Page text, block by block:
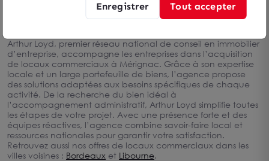
commercial idéal
Arthur Loyd, premier réseau national de conseil en immobilier
d’entreprise, accompagne les entreprises dans l’acquisition
de locaux commerciaux à Mérignac. Grâce à son expertise
locale et un large portefeuille de biens, l’agence propose
des solutions adaptées aux besoins spécifiques de chaque
activité. De la recherche du bien idéal à
l’accompagnement administratif, Arthur Loyd simplifie toutes
les étapes de votre projet. Avec une présence forte et des
équipes réactives, l’agence combine savoir-faire local et
ressources nationales pour garantir votre satisfaction.
Retrouvez aussi nos offres de locaux commerciaux dans les
villes voisines ; Bordeaux et Libourne.
Enregistrer Tout accepter